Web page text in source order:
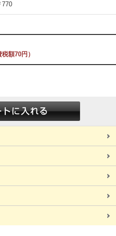
額70円）